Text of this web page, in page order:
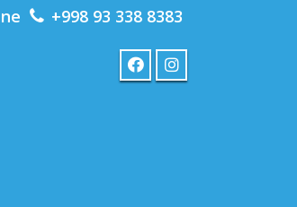
+998 93 338 8383